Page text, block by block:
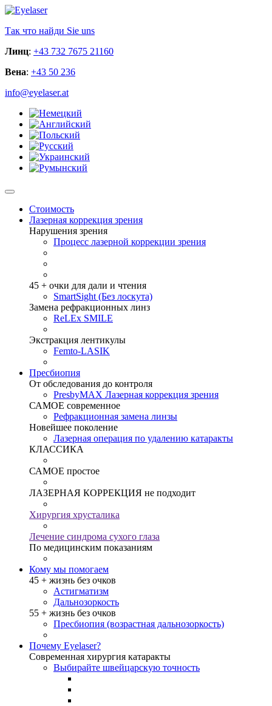
Так что найди Sie uns
Линц: +43 732 7675 21160
Вена: +43 50 236
info@eyelaser.at
Стоимость
Лазерная коррекция зрения
Нарушения зрения
Процесс лазерной коррекции зрения
45 + очки для дали и чтения
SmartSight (Без лоскута)
Замена рефракционных линз
ReLEx SMILE
Экстракция лентикулы
Femto-LASIK
Пресбиопия
От обследования до контроля
PresbyMAX Лазерная коррекция зрения
САМОЕ современное
Рефракционная замена линзы
Новейшее поколение
Лазерная операция по удалению катаракты
КЛАССИКА
САМОЕ простое
ЛАЗЕРНАЯ КОРРЕКЦИЯ не подходит
Хирургия хрусталика
Лечение синдрома сухого глаза
По медицинским показаниям
Кому мы помогаем
45 + жизнь без очков
Астигматизм
Дальнозоркость
55 + жизнь без очков
Пресбиопия (возрастная дальнозоркость)
Почему Eyelaser?
Современная хирургия катаракты
Выбирайте швейцарскую точность